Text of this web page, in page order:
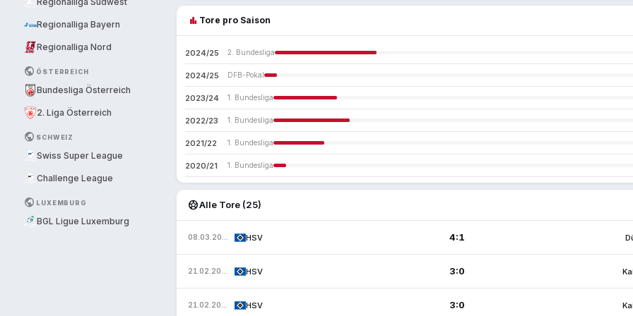
Regionalliga Bayern
Regionalliga Nord
PUBLIC ÖSTERREICH
Bundesliga Österreich
2. Liga Österreich
PUBLIC SCHWEIZ
Swiss Super League
Challenge League
PUBLIC LUXEMBURG
BGL Ligue Luxemburg
bar_chart Tore pro Saison
2024/25 2. Bundesliga
2024/25 DFB-Pokal
2023/24 1. Bundesliga
2022/23 1. Bundesliga
2021/22 1. Bundesliga
2020/21 1. Bundesliga
sports_soccerAlle Tore (25)
HSV 4:1
HSV 3:0
HSV 3:0